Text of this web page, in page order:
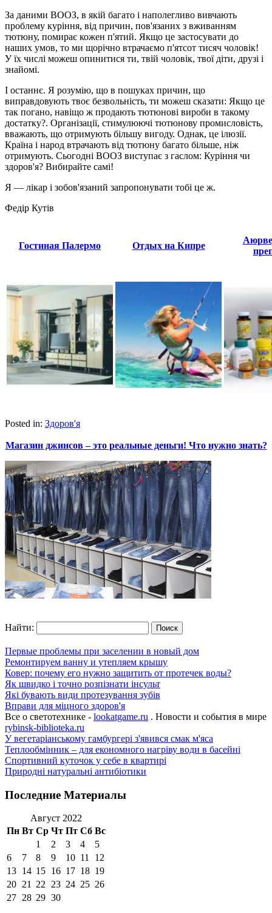
За даними ВООЗ, в якій багато і наполегливо вивчають
проблему куріння, від причин, пов'язаних з вживанням
тютюну, помирає кожен п'ятий. Якщо це застосувати до
наших умов, то ми щорічно втрачаємо п'ятсот тисяч чоловік!
У їх числі можеш опинитися ти, твій чоловік, твої діти, друзі і
знайомі.
І останнє. Я розумію, що в пошуках причин, що
виправдовують твоє безвольність, ти можеш сказати: Якщо це
так погано, навіщо ж продають тютюнові вироби в такому
достатку?. Організації, стимулюючі тютюнову промисловість,
вважають, що отримують більшу вигоду. Однак, це ілюзії.
Країна і народ втрачають від тютюну багато більше, ніж
отримують. Сьогодні ВООЗ виступає з гаслом: Куріння чи
здоров'я? Вибирайте самі!
Я — лікар і зобов'язаний запропонувати тобі це ж.
Федір Кутів
Гостиная Палермо Отдых на Кипре
Posted in: Здоров'я
Магазин джинсов – это реальные деньги! Что нужно знать?
Найти:
Первые проблемы при заселении в новый дом
Ремонтируем ванну и утепляем крышу
Ковер: почему его нужно защитить от протечек воды?
Як швидко і точно розпізнати інсульт
Які бувають види протезування зубів
Вправи для міцного здоров'я
Все о светотехнике - lookatgame.ru . Новости и события в мире
rybinsk-biblioteka.ru
У вегетаріанському гамбургері з'явився смак м'яса
Теплообмінник – для економного нагріву води в басейні
Спортивний куточок у себе в квартирі
Природні натуральні антибіотики
Последние Материалы
Август 2022
Пн Вт Ср Чт Пт Сб Вс
1
2 3 4
5
6
7 8 9 10 11
12
13 14 15 16 17 18 19
20 21 22 23 24 25 26
27 28 29 30